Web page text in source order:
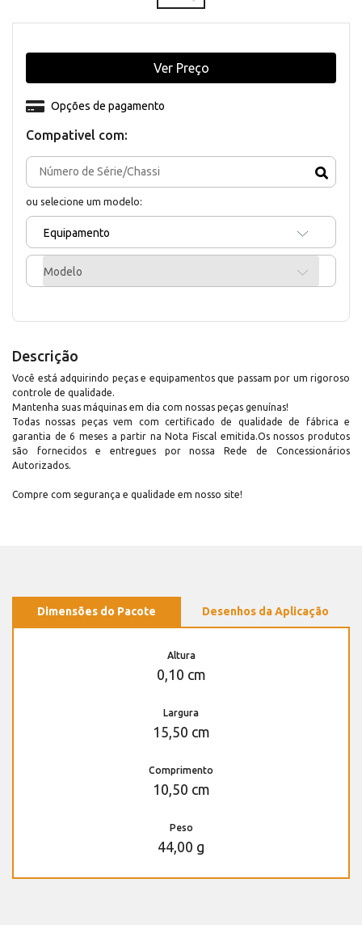
Compativel com:
ou selecione um modelo:
Equipamento
Modelo
Opções de pagamento
Ver Preço
Descrição
Você está adquirindo peças e equipamentos que passam por um rigoroso
controle de qualidade.
Mantenha suas máquinas em dia com nossas peças genuínas!
Todas nossas peças vem com certificado de qualidade de fábrica e
garantia de 6 meses a partir na Nota Fiscal emitida.Os nossos produtos
são fornecidos e entregues por nossa Rede de Concessionários
Autorizados.
Compre com segurança e qualidade em nosso site!
Dimensões do Pacote Desenhos da Aplicação
Altura
0,10 cm
Largura
15,50 cm
Comprimento
10,50 cm
Peso
44,00 g